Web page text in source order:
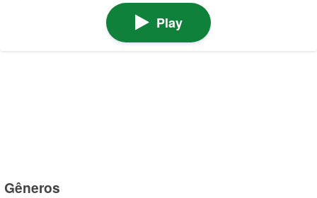
Play
Gêneros